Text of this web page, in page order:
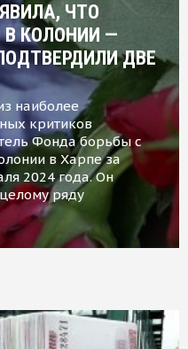
ЧТО
В КОЛОНИИ —
ДВЕ
наиболее
критиков
Фонда борьбы с
в Харпе за
2024 года. Он
ряду